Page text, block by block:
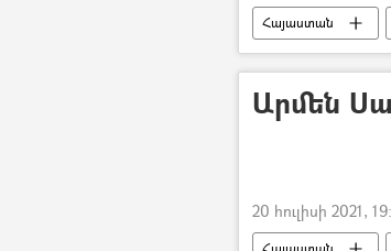
Հայաստան
Երասխ
Արմեն
20 հուլիսի 2021,